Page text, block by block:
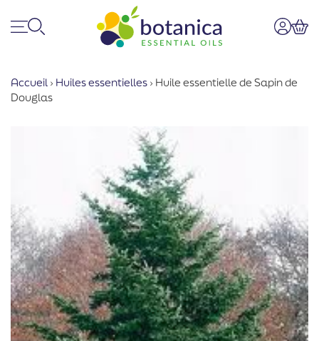
Accueil › Huiles essentielles › Huile essentielle de Sapin de
Douglas